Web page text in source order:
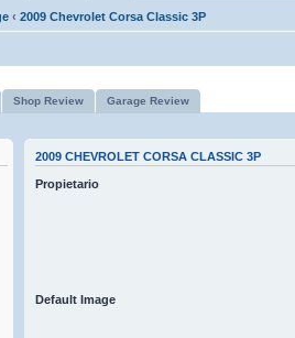
‹ 2009 Chevrolet Corsa Classic 3P
Shop Review Garage Review
2009 CHEVROLET CORSA CLASSIC 3P
Propietario
Default Image